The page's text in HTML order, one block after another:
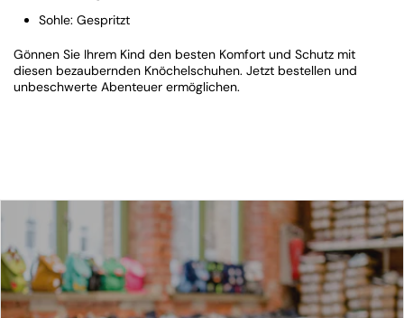
Sohle: Gespritzt
Gönnen Sie Ihrem Kind den besten Komfort und Schutz mit
diesen bezaubernden Knöchelschuhen. Jetzt bestellen und
unbeschwerte Abenteuer ermöglichen.